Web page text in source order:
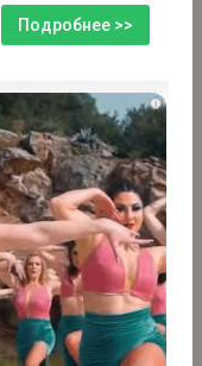
Подробнее >>
i